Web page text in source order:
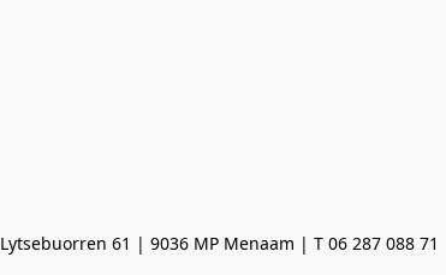
Lytsebuorren 61 | 9036 MP Menaam | T 06 287 088